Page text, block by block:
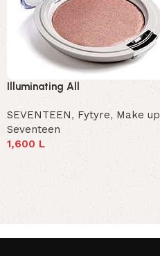
Illuminating All
SEVENTEEN, Fytyre, Make up
Seventeen
1,600 L